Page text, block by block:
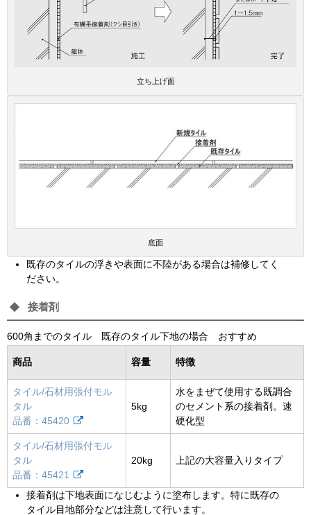
立ち上げ面
底面
既存のタイルの浮きや表面に不陸がある場合は補修してく
ださい。
接着剤
600角までのタイル 既存のタイル下地の場合 おすすめ
商品 容量 特徴
タイル/石材用張付モル
タル
品番：45420
5kg
水をまぜて使用する既調合
のセメント系の接着剤。速
硬化型
タイル/石材用張付モル
タル
品番：45421
20kg 上記の大容量入りタイプ
接着剤は下地表面になじむように塗布します。特に既存の
タイル目地部分などは注意して行います。